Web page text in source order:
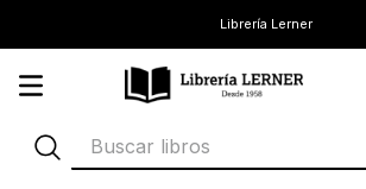
Librería Lerner
Buscar libros